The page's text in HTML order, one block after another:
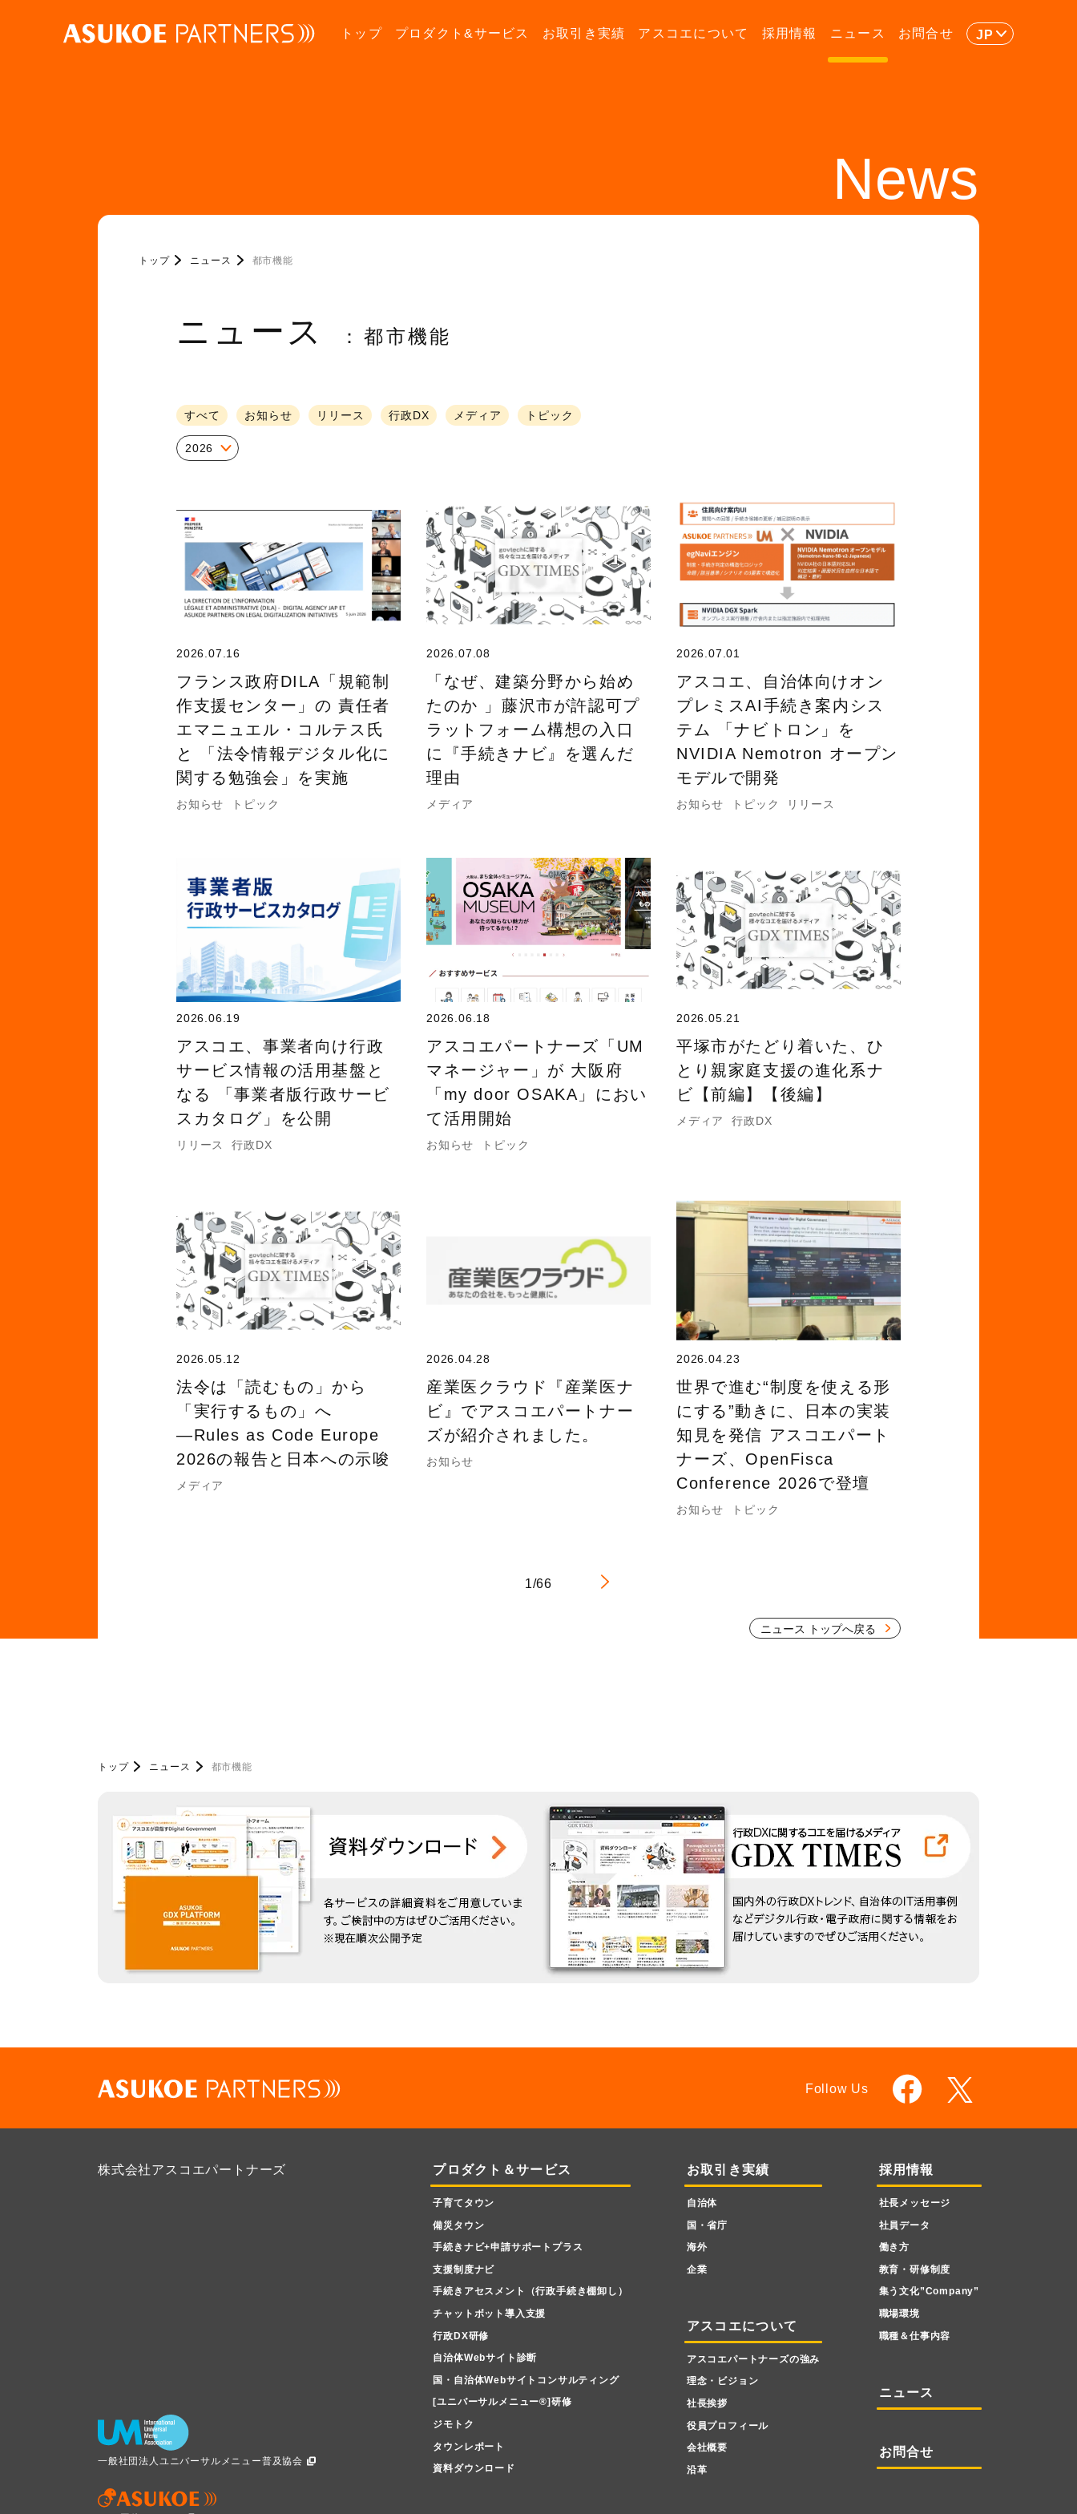
トップ プロダクト&サービス お取引き実績 アスコエについて 採用情報 ニュース お問合せ JP
News
トップ ニュース 都市機能
ニュース 都市機能
すべて お知らせ リリース 行政DX メディア トピック
2026
2026.07.16
フランス政府DILA「規範制
作支援センター」の 責任者
エマニュエル・コルテス氏
と 「法令情報デジタル化に
関する勉強会」を実施
お知らせ トピック
2026.07.08
「なぜ、建築分野から始め
たのか 」藤沢市が許認可プ
ラットフォーム構想の入口
に『手続きナビ』を選んだ
理由
メディア
2026.07.01
アスコエ、自治体向けオン
プレミスAI手続き案内シス
テム 「ナビトロン」を
NVIDIA Nemotron オープン
モデルで開発
お知らせ トピック リリース
2026.06.19
アスコエ、事業者向け行政
サービス情報の活用基盤と
なる 「事業者版行政サービ
スカタログ」を公開
リリース 行政DX
2026.06.18
アスコエパートナーズ「UM
マネージャー」が 大阪府
「my door OSAKA」におい
て活用開始
お知らせ トピック
2026.05.21
平塚市がたどり着いた、ひ
とり親家庭支援の進化系ナ
ビ【前編】【後編】
メディア 行政DX
2026.05.12
法令は「読むもの」から
「実行するもの」へ
―Rules as Code Europe
2026の報告と日本への示唆
メディア
2026.04.28
産業医クラウド『産業医ナ
ビ』でアスコエパートナー
ズが紹介されました。
お知らせ
2026.04.23
世界で進む“制度を使える形
にする”動きに、日本の実装
知見を発信 アスコエパート
ナーズ、OpenFisca
Conference 2026で登壇
お知らせ トピック
1/66
ニュース トップへ戻る
トップ ニュース 都市機能
株式会社アスコエパートナーズ プロダクト＆サービス
子育てタウン
備災タウン
手続きナビ+申請サポートプラス
支援制度ナビ
手続きアセスメント（行政手続き棚卸し）
チャットボット導入支援
行政DX研修
自治体Webサイト診断
国・自治体Webサイトコンサルティング
[ユニバーサルメニュー®]研修
ジモトク
タウンレポート
資料ダウンロード
お取引き実績
自治体
国・省庁
海外
企業
アスコエについて
アスコエパートナーズの強み
理念・ビジョン
社長挨拶
役員プロフィール
会社概要
沿革
採用情報
社長メッセージ
社員データ
働き方
教育・研修制度
集う文化”Company”
職場環境
職種＆仕事内容
ニュース
お問合せ
Follow Us
一般社団法人ユニバーサルメニュー普及協会